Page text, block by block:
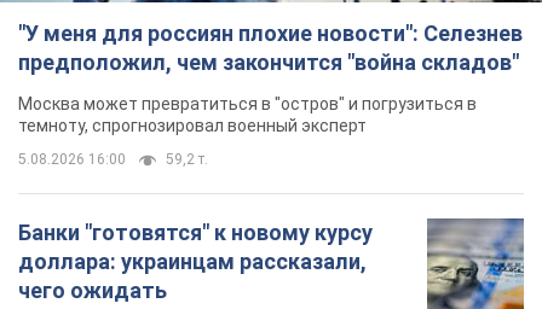
"У меня для россиян плохие новости": Селезнев
предположил, чем закончится "война складов"
Москва может превратиться в "остров" и погрузиться в
темноту, спрогнозировал военный эксперт
5.08.2026 16:00 59,2 т.
Банки "готовятся" к новому курсу
доллара: украинцам рассказали,
чего ожидать